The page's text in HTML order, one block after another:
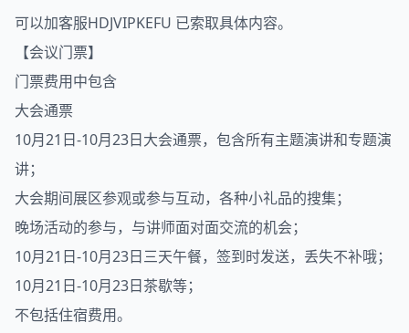
可以加客服HDJVIPKEFU 已索取具体内容。
【会议门票】
门票费用中包含
大会通票
10月21日-10月23日大会通票，包含所有主题演讲和专题演
讲；
大会期间展区参观或参与互动，各种小礼品的搜集；
晚场活动的参与，与讲师面对面交流的机会；
10月21日-10月23日三天午餐，签到时发送，丢失不补哦；
10月21日-10月23日茶歇等；
不包括住宿费用。